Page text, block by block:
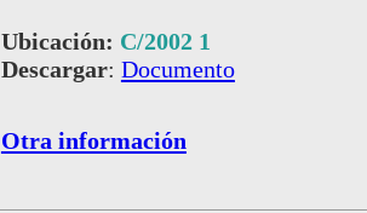
Ubicación: C/2002 1
Descargar: Documento
Otra información